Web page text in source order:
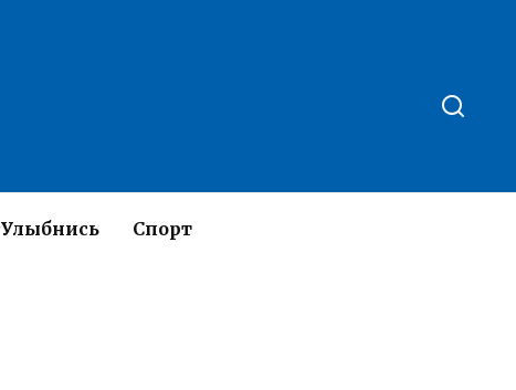
Улыбнись Спорт